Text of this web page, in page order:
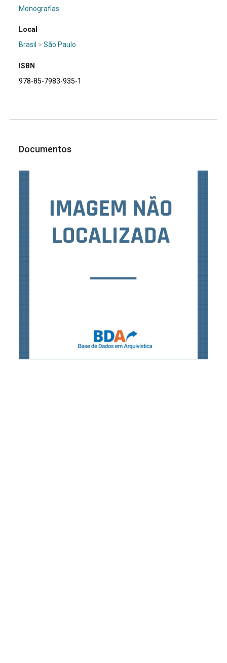
Monografias
Local
Brasil >São Paulo
ISBN
978-85-7983-935-1
Documentos